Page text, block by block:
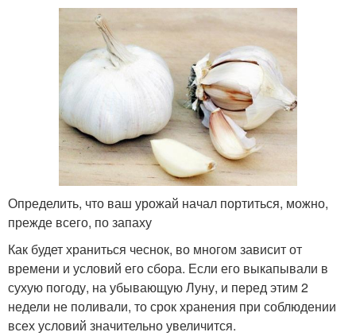
Определить, что ваш урожай начал портиться, можно,
прежде всего, по запаху
Как будет храниться чеснок, во многом зависит от
времени и условий его сбора. Если его выкапывали в
сухую погоду, на убывающую Луну, и перед этим 2
недели не поливали, то срок хранения при соблюдении
всех условий значительно увеличится.